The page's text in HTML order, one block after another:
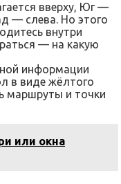
вверху, Юг —
— слева. Но этого
внутри
— на какую
информации
в виде жёлтого
маршруты и точки
или окна